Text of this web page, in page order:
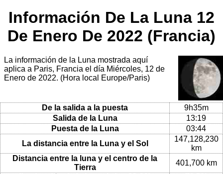
Información De La Luna 12
De Enero De 2022 (Francia)
La información de la Luna mostrada aquí
aplica a Paris, Francia el día Miércoles, 12 de
Enero de 2022. (Hora local Europe/Paris)
De la salida a la puesta
9h35m
Salida de la Luna
13:19
Puesta de la Luna
03:44
La distancia entre la Luna y el Sol
147,128,230
km
Distancia entre la luna y el centro de la
Tierra
401,700 km